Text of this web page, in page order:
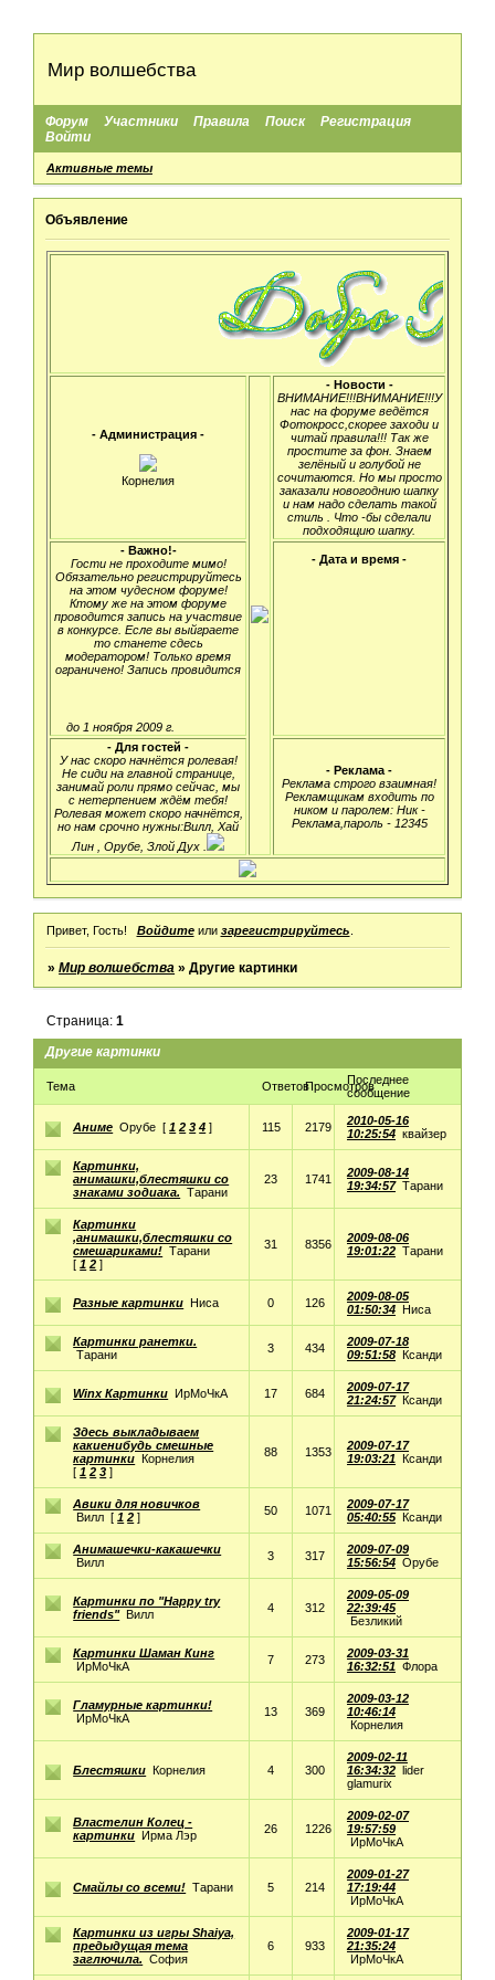
Мир волшебства
Форум Участники Правила Поиск
Регистрация
Войти
Активные темы
Объявление
- Администрация -
Корнелия
- Новости -
ВНИМАНИЕ!!!ВНИМАНИЕ!!!У
нас на форуме ведётся
Фотокросс,скорее заходи и
читай правила!!! Так же
простите за фон. Знаем
зелёный и голубой не
сочитаются. Но мы просто
заказали новогоднию шапку
и нам надо сделать такой
стиль . Что -бы сделали
подходящию шапку.
- Важно!-
Гости не проходите мимо!
Обязательно регистрируйтесь
на этом чудесном форуме!
Ктому же на этом форуме
проводится запись на участвие
в конкурсе. Есле вы выйграете
то станете сдесь
модератором! Только время
ограничено! Запись провидится
до 1 ноября 2009 г.
- Дата и время -
- Для гостей -
У нас скоро начнётся ролевая!
Не сиди на главной странице,
занимай роли прямо сейчас, мы
с нетерпением ждём тебя!
Ролевая может скоро начнётся,
но нам срочно нужны:Вилл, Хай
Лин , Орубе, Злой Дух .
- Реклама -
Реклама строго взаимная!
Рекламщикам входить по
ником и паролем: Ник -
Реклама,пароль - 12345
Привет, Гость! Войдитеили зарегистрируйтесь
»Мир волшебства »Другие картинки
Другие картинки
Страница:1
Тема ОтветовПросмотровПоследнее
сообщение
Аниме Орубе [ 1 2 3 4 ] 115 2179
2010-05-16
10:25:54 квайзер
Картинки,
анимашки,блестяшки со
знаками зодиака.
Тарани
23 1741
2009-08-14
19:34:57 Тарани
Картинки
,анимашки,блестяшки со
смешариками! Тарани
[ 1 2 ]
31 8356
2009-08-06
19:01:22 Тарани
Разные картинки Ниса 0 126
2009-08-05
01:50:34 Ниса
Картинки ранетки.
Тарани
3 434
2009-07-18
09:51:58 Ксанди
Winx Картинки ИрМоЧкА 17 684
2009-07-17
21:24:57 Ксанди
Здесь выкладываем
какиенибудь смешные
картинки Корнелия
[ 1 2 3 ]
88 1353
2009-07-17
19:03:21 Ксанди
Авики для новичков
Вилл [ 1 2 ] 50 1071
2009-07-17
05:40:55 Ксанди
Анимашечки-какашечки
Вилл
3 317
2009-07-09
15:56:54 Орубе
Картинки по "Happy try
friends" Вилл 4 312
2009-05-09
22:39:45
Безликий
Картинки Шаман Кинг
ИрМоЧкА
7 273
2009-03-31
16:32:51 Флора
Гламурные картинки!
ИрМоЧкА
13 369
2009-03-12
10:46:14
Корнелия
Блестяшки Корнелия 4 300
2009-02-11
16:34:32 lider
glamurix
Властелин Колец -
картинки Ирма Лэр 26 1226
2009-02-07
19:57:59
ИрМоЧкА
Смайлы со всеми! Тарани 5 214
2009-01-27
17:19:44
ИрМоЧкА
Картинки из игры Shaiya,
предыдущая тема
заглючила.
София
6 933
2009-01-17
21:35:24
ИрМоЧкА